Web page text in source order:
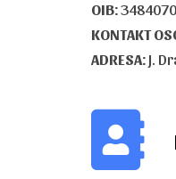
OIB:
KONTAKT
ADRESA: J.